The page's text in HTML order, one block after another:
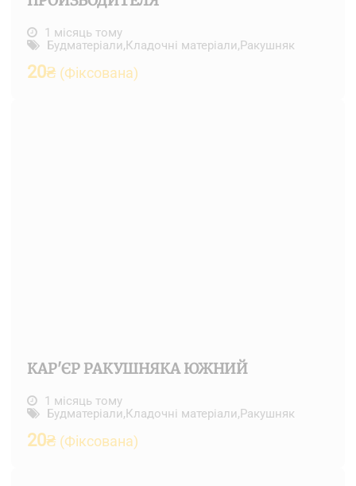
1 місяць тому
Будматеріали,Кладочні матеріали,Ракушняк
20₴ (Фіксована)
КАР'ЄР РАКУШНЯКА ЮЖНИЙ
1 місяць тому
Будматеріали,Кладочні матеріали,Ракушняк
20₴ (Фіксована)